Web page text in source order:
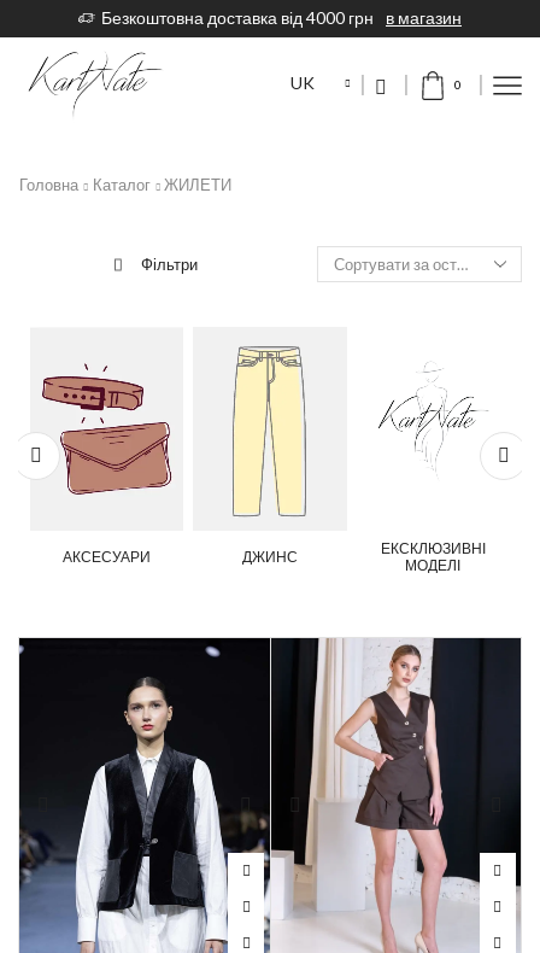
Купон-знижка на першу покупку KARTNATE5%
UK 0
Головна Каталог ЖИЛЕТИ
Фільтри
АКСЕСУАРИ ДЖИНС
ЕКСКЛЮЗИВНІ
МОДЕЛІ